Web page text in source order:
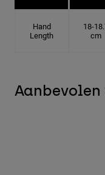
Hand
Length
18-
cm
Aanbevolen